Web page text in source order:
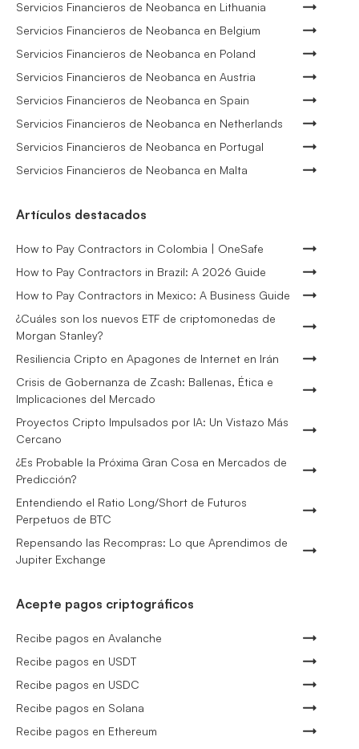
Servicios Financieros de Neobanca en Lithuania
Servicios Financieros de Neobanca en Belgium
Servicios Financieros de Neobanca en Poland
Servicios Financieros de Neobanca en Austria
Servicios Financieros de Neobanca en Spain
Servicios Financieros de Neobanca en Netherlands
Servicios Financieros de Neobanca en Portugal
Servicios Financieros de Neobanca en Malta
Artículos destacados
How to Pay Contractors in Colombia | OneSafe
How to Pay Contractors in Brazil: A 2026 Guide
How to Pay Contractors in Mexico: A Business Guide
¿Cuáles son los nuevos ETF de criptomonedas de
Morgan Stanley?
Resiliencia Cripto en Apagones de Internet en Irán
Crisis de Gobernanza de Zcash: Ballenas, Ética e
Implicaciones del Mercado
Proyectos Cripto Impulsados por IA: Un Vistazo Más
Cercano
¿Es Probable la Próxima Gran Cosa en Mercados de
Predicción?
Entendiendo el Ratio Long/Short de Futuros
Perpetuos de BTC
Repensando las Recompras: Lo que Aprendimos de
Jupiter Exchange
Acepte pagos criptográficos
Recibe pagos en Avalanche
Recibe pagos en USDT
Recibe pagos en USDC
Recibe pagos en Solana
Recibe pagos en Ethereum